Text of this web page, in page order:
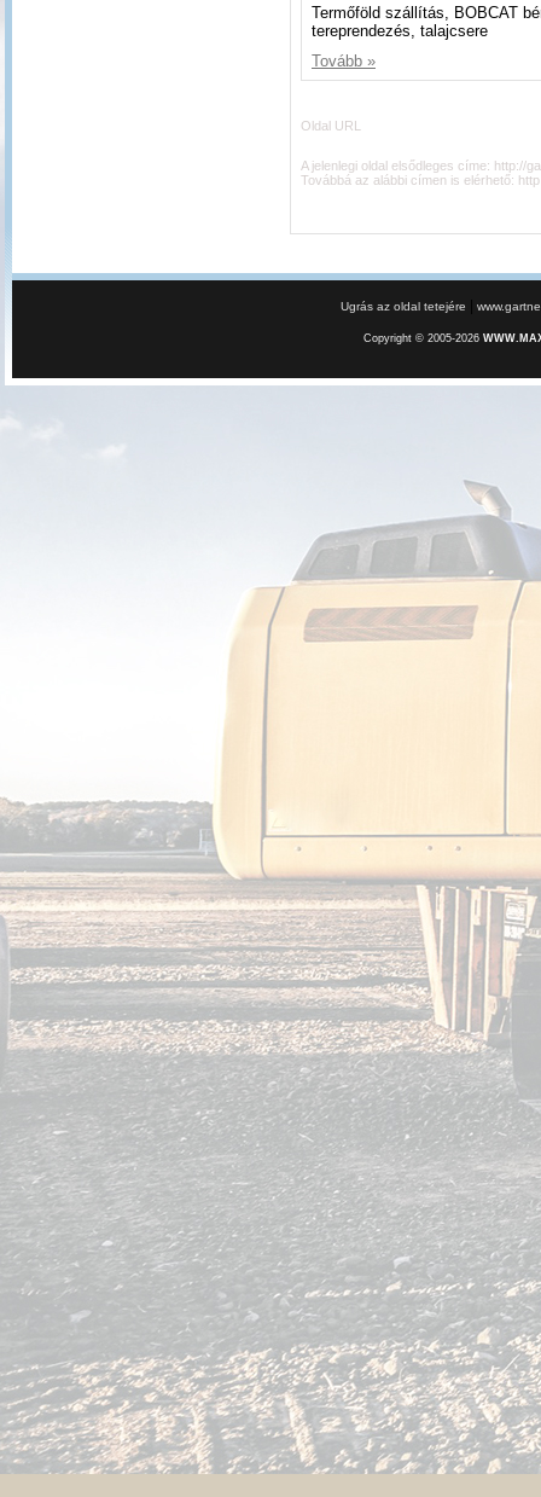
Termőföld szállítás, BOBCAT
tereprendezés, talajcsere
Tovább »
Oldal URL
A jelenlegi oldal elsődleges címe: http://
Továbbá az alábbi címen is elérhető:
Ugrás az oldal tetejére
Copyright © 2005-2026